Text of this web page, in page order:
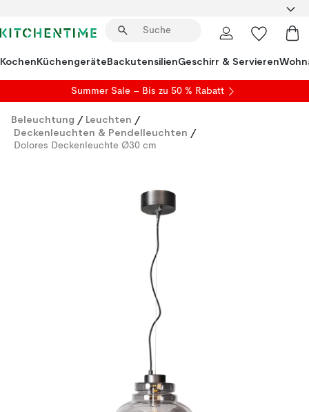
KochenKüchengeräteBackutensilienGeschirr & Servieren
Summer Sale – Bis zu 50 % Rabatt
Beleuchtung / Leuchten /
Deckenleuchten & Pendelleuchten /
Dolores Deckenleuchte Ø30 cm